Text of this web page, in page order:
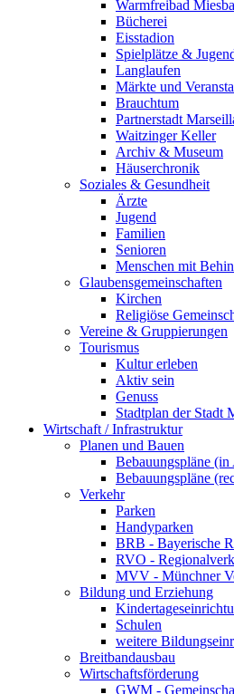
Warmfreibad
Bücherei
Eisstadion
Spielplätze &
Langlaufen
Märkte und
Brauchtum
Partnerstadt
Waitzinger Keller
Archiv & Museum
Häuserchronik
Soziales & Gesundheit
Ärzte
Jugend
Familien
Senioren
Menschen mit
Glaubensgemeinschaften
Kirchen
Religiöse
Vereine & Gruppierungen
Tourismus
Kultur erleben
Aktiv sein
Genuss
Stadtplan der Stadt
Wirtschaft / Infrastruktur
Planen und Bauen
Bebauungspläne
Bebauungspläne
Verkehr
Parken
Handyparken
BRB - Bayerische
RVO -
MVV - Münchner
Bildung und Erziehung
Schulen
weitere
Breitbandausbau
Wirtschaftsförderung
GWM -